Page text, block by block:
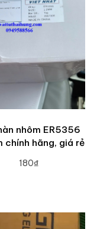
nhôm ER5356
chính hãng, giá rẻ
180₫